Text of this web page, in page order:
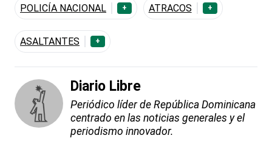
POLICÍA NACIONAL + ATRACOS +
ASALTANTES +
Diario Libre
Periódico líder de República Dominicana
centrado en las noticias generales y el
periodismo innovador.